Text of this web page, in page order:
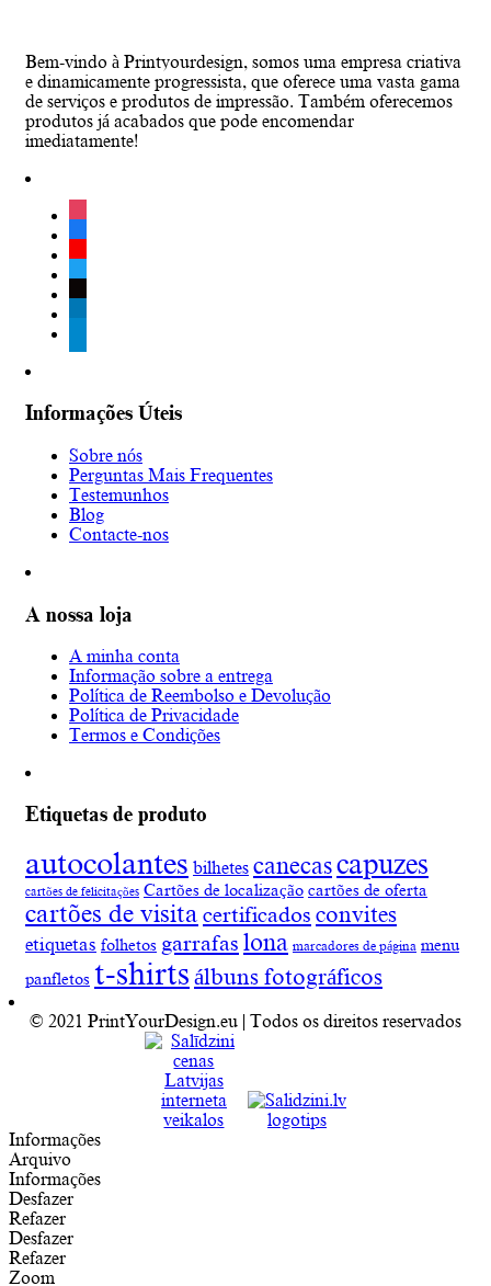
Bem-vindo à Printyourdesign, somos uma empresa criativa
e dinamicamente progressista, que oferece uma vasta gama
de serviços e produtos de impressão. Também oferecemos
produtos já acabados que pode encomendar
imediatamente!
instagram
facebook
youtube
twitter
tiktok
Informações Úteis
Sobre nós
Perguntas Mais Frequentes
Testemunhos
Blog
Contacte-nos
A nossa loja
A minha conta
Informação sobre a entrega
Política de Reembolso e Devolução
Política de Privacidade
Termos e Condições
Etiquetas de produto
autocolantes bilhetes canecascapuzes
cartões de felicitações Cartões de localização cartões de oferta
cartões de visita certificados convites
etiquetas folhetos garrafas lona marcadores de página menu
panfletos t-shirts álbuns fotográficos
© 2021 PrintYourDesign.eu | Todos os direitos reservados
Informações
Arquivo
Informações
Desfazer
Refazer
Desfazer
Refazer
Zoom